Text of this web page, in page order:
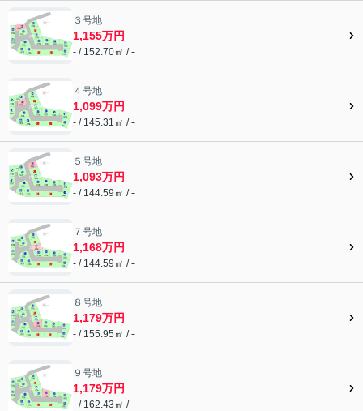
３号地
1,155万円
- / 152.70㎡ / -
４号地
1,099万円
- / 145.31㎡ / -
５号地
1,093万円
- / 144.59㎡ / -
７号地
1,168万円
- / 144.59㎡ / -
８号地
1,179万円
- / 155.95㎡ / -
９号地
1,179万円
- / 162.43㎡ / -